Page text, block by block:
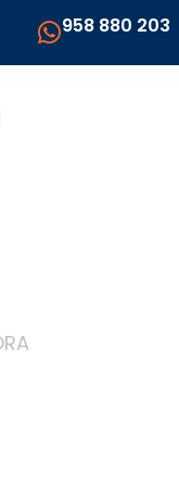
958 880 203